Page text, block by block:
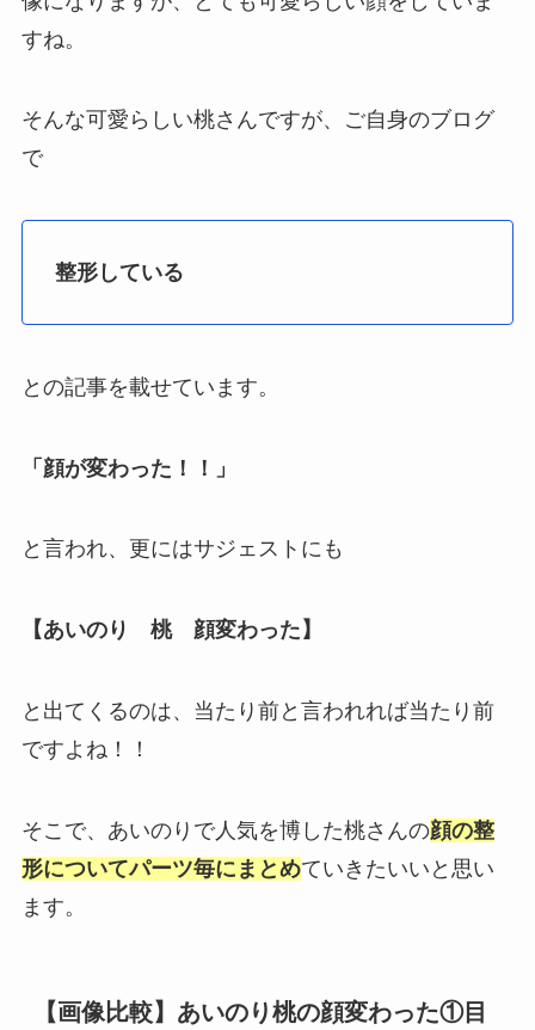
すね。
そんな可愛らしい桃さんですが、ご自身のブログ
で
整形している
との記事を載せています。
「顔が変わった！！」
と言われ、更にはサジェストにも
【あいのり 桃 顔変わった】
と出てくるのは、当たり前と言われれば当たり前
ですよね！！
そこで、あいのりで人気を博した桃さんの顔の整
形についてパーツ毎にまとめていきたいいと思い
ます。
【画像比較】あいのり桃の顔変わった①目